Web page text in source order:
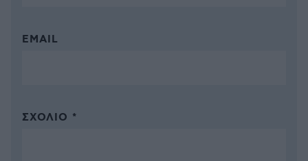
EMAIL
ΣΧΌΛΙΟ *